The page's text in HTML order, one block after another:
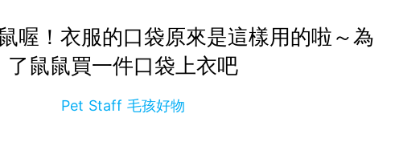
喔！衣服的口袋原來是這樣用的啦～為
了鼠鼠買一件口袋上衣吧
Pet Staff 毛孩好物